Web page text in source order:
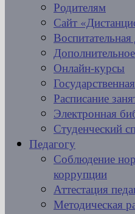
Родителям
Сайт
Воспитательная
Онлайн-курсы
Расписание
Электронная
Студенческий
Педагогу
Соблюдение
коррупции
Аттестация
Методическая